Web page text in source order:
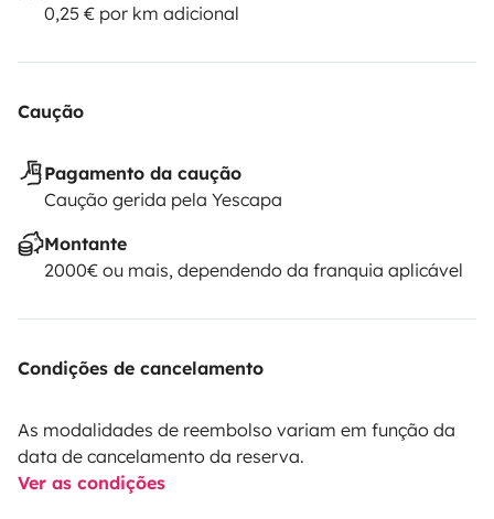
0,25 € por km adicional
Caução
Pagamento da caução
Caução gerida pela Yescapa
Montante
2000€ ou mais, dependendo da franquia aplicável
Condições de cancelamento
As modalidades de reembolso variam em função da
data de cancelamento da reserva.
Ver as condições